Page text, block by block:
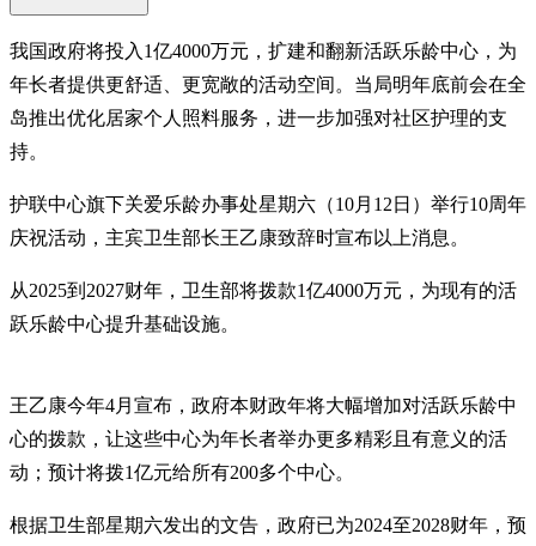
我国政府将投入1亿4000万元，扩建和翻新活跃乐龄中心，为
年长者提供更舒适、更宽敞的活动空间。当局明年底前会在全
岛推出优化居家个人照料服务，进一步加强对社区护理的支
持。
护联中心旗下关爱乐龄办事处星期六（10月12日）举行10周年
庆祝活动，主宾卫生部长王乙康致辞时宣布以上消息。
从2025到2027财年，卫生部将拨款1亿4000万元，为现有的活
跃乐龄中心提升基础设施。
王乙康今年4月宣布，政府本财政年将大幅增加对活跃乐龄中
心的拨款，让这些中心为年长者举办更多精彩且有意义的活
动；预计将拨1亿元给所有200多个中心。
根据卫生部星期六发出的文告，政府已为2024至2028财年，预